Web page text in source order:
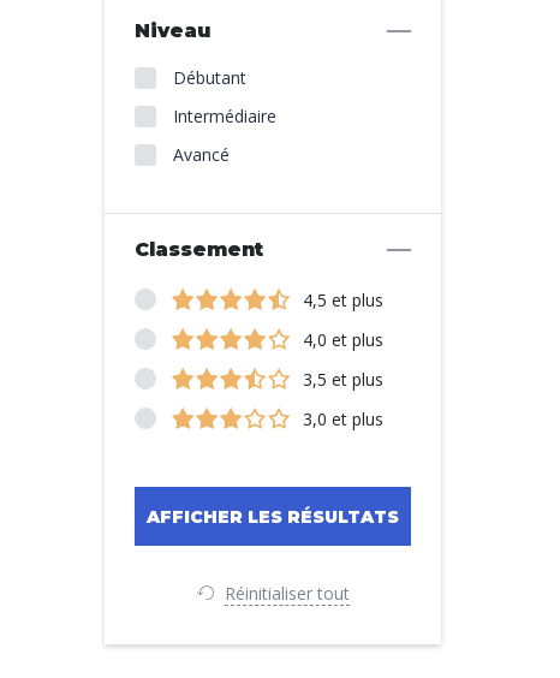
Niveau
Débutant
Intermédiaire
Avancé
Classement
4,5 et plus
4,0 et plus
3,5 et plus
3,0 et plus
Réinitialiser tout